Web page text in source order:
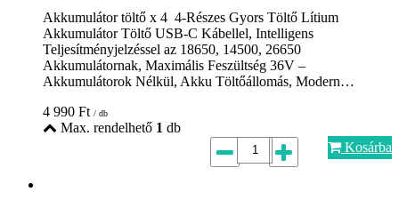
Akkumulátor töltő x 4 4-Részes Gyors Töltő Lítium
Akkumulátor Töltő USB-C Kábellel, Intelligens
Teljesítményjelzéssel az 18650, 14500, 26650
Akkumulátornak, Maximális Feszültség 36V –
Akkumulátorok Nélkül, Akku Töltőállomás, Modern…
4 990 Ft / db
Max. rendelhető 1 db
Kosárba